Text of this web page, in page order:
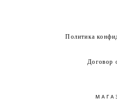
Политика
Договор